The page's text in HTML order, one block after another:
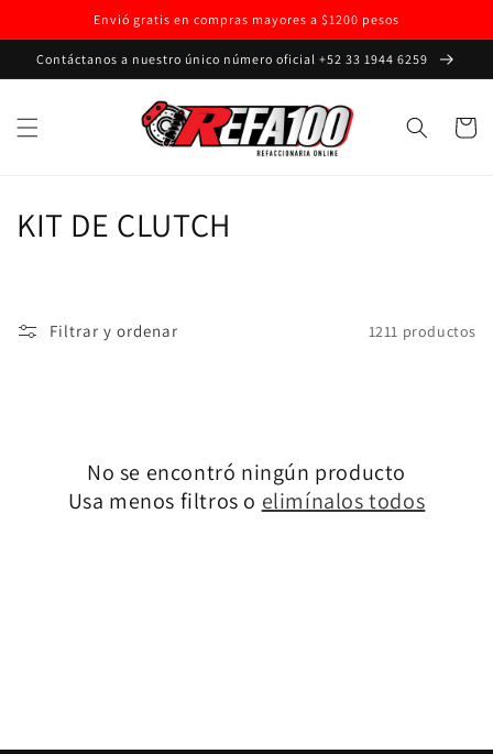
directamente
al contenido
Envió gratis en compras mayores a $1200 pesos
Contáctanos a nuestro único número oficial +52 33 1944 6259
Carrito
C
e
KIT DE CLUTCH
Filtrar y ordenar 1211 productos
No se encontró ningún producto
Usa menos filtros o elimínalos todos